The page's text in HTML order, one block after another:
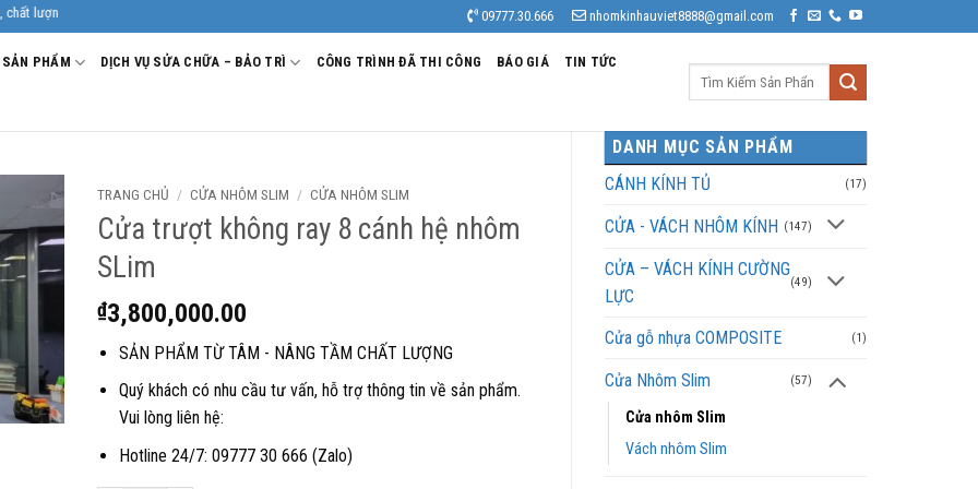
09777.30.666 nhomkinhauviet8888@gmail.com
SẢN PHẨM DỊCH VỤ SỬA CHỮA – BẢO TRÌ CÔNG TRÌNH ĐÃ THI CÔNG BÁO GIÁ TIN TỨC
DANH MỤC SẢN PHẨM
CÁNH KÍNH TỦ
(17)
CỬA - VÁCH NHÔM KÍNH (147)
CỬA – VÁCH KÍNH CƯỜNG
LỰC
(49)
Cửa gỗ nhựa COMPOSITE (1)
Cửa Nhôm Slim (57)
Cửa nhôm Slim
Vách nhôm Slim
TRANG CHỦ / CỬA NHÔM SLIM / CỬA NHÔM SLIM
Cửa trượt không ray 8 cánh hệ nhôm
SLim
₫3,800,000.00
SẢN PHẨM TỪ TÂM - NÂNG TẦM CHẤT LƯỢNG
Quý khách có nhu cầu tư vấn, hỗ trợ thông tin về sản phẩm.
Vui lòng liên hệ:
Hotline 24/7: 09777 30 666 (Zalo)